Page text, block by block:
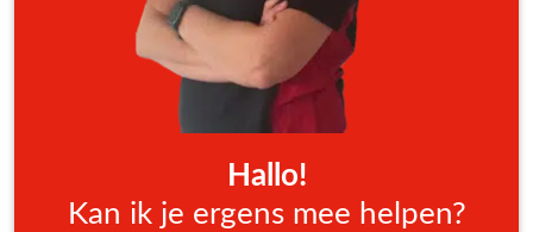
Hallo!
Kan ik je ergens mee helpen?